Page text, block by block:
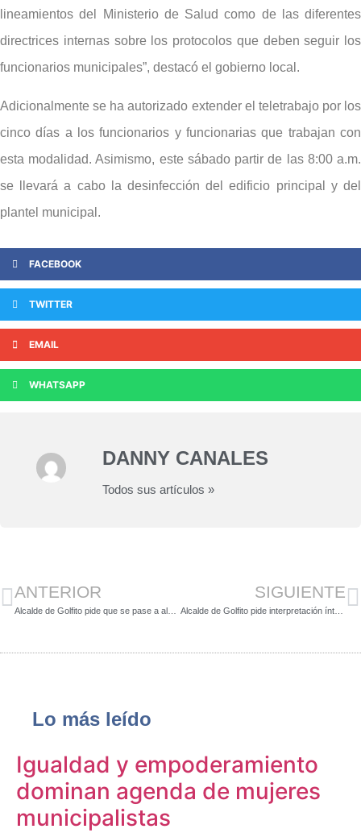
lineamientos del Ministerio de Salud como de las diferentes
directrices internas sobre los protocolos que deben seguir los
funcionarios municipales”, destacó el gobierno local.
Adicionalmente se ha autorizado extender el teletrabajo por los
cinco días a los funcionarios y funcionarias que trabajan con
esta modalidad. Asimismo, este sábado partir de las 8:00 a.m.
se llevará a cabo la desinfección del edificio principal y del
plantel municipal.
FACEBOOK
TWITTER
EMAIL
WHATSAPP
DANNY CANALES
Todos sus artículos »
ANTERIOR SIGUIENTE
Alcalde de Golfito pide interpretación íntegra de ley, ante retención de recursos por parte de la Contraloría
Lo más leído
Igualdad y empoderamiento
dominan agenda de mujeres
municipalistas